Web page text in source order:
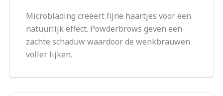
Microblading creëert fijne haartjes voor een
natuurlijk effect. Powderbrows geven een
zachte schaduw waardoor de wenkbrauwen
voller lijken.